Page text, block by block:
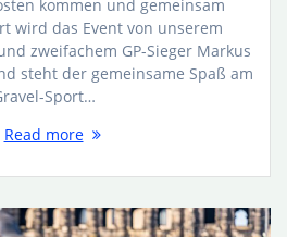
kommen und gemeinsam
wird das Event von unserem
zweifachem GP-Sieger Markus
steht der gemeinsame Spaß am
Sport…
Read more